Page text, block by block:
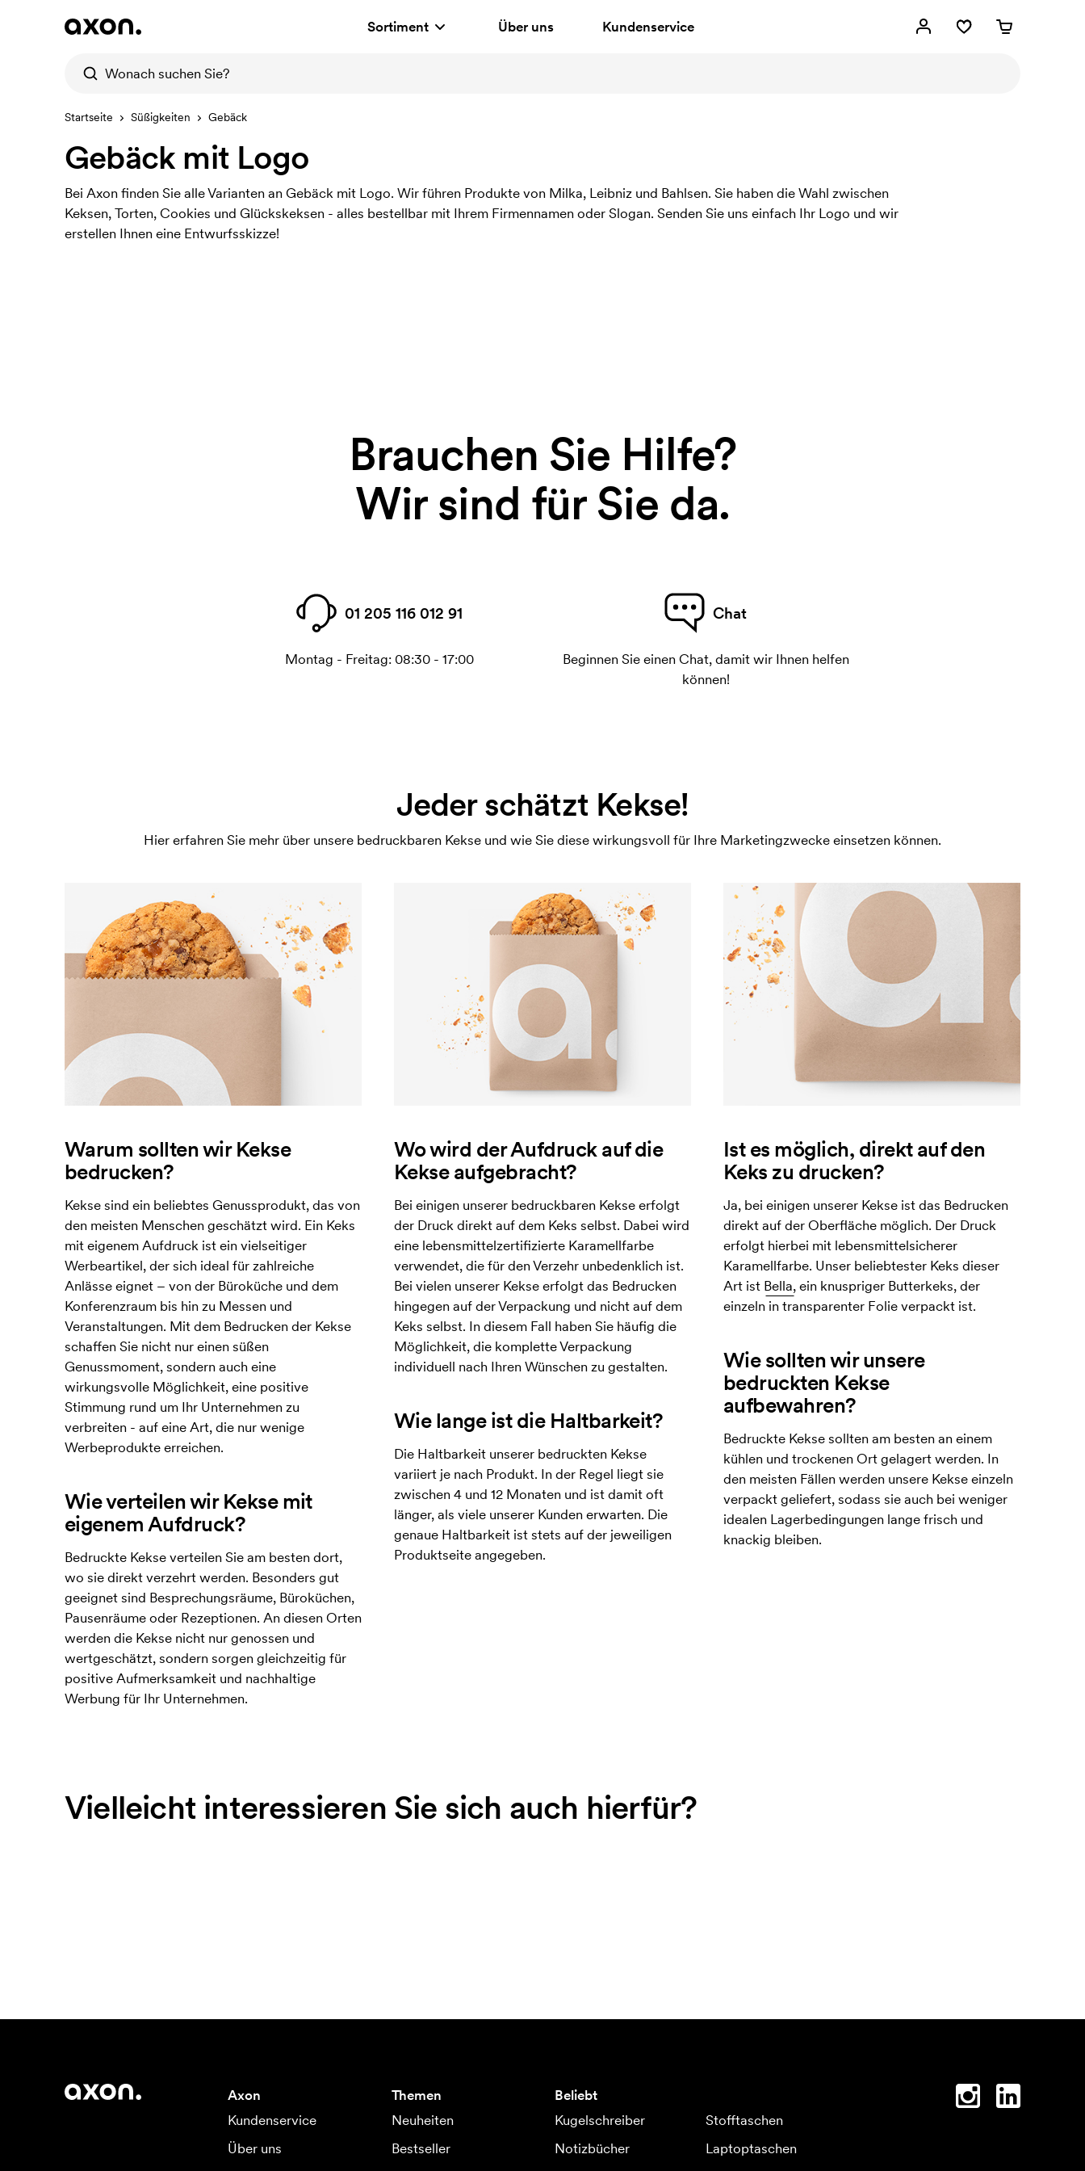
Sortiment Über uns Kundenservice
Startseite Süßigkeiten Gebäck
Gebäck mit Logo
Bei Axon finden Sie alle Varianten an Gebäck mit Logo. Wir führen Produkte von Milka, Leibniz und Bahlsen. Sie haben die Wahl zwischen
Keksen, Torten, Cookies und Glückskeksen - alles bestellbar mit Ihrem Firmennamen oder Slogan. Senden Sie uns einfach Ihr Logo und wir
erstellen Ihnen eine Entwurfsskizze!
Brauchen Sie Hilfe?
Wir sind für Sie da.
01 205 116 012 91
Montag - Freitag: 08:30 - 17:00
Chat
Beginnen Sie einen Chat, damit wir Ihnen helfen
können!
Jeder schätzt Kekse!
Hier erfahren Sie mehr über unsere bedruckbaren Kekse und wie Sie diese wirkungsvoll für Ihre Marketingzwecke einsetzen können.
Warum sollten wir Kekse
bedrucken?
Kekse sind ein beliebtes Genussprodukt, das von
den meisten Menschen geschätzt wird. Ein Keks
mit eigenem Aufdruck ist ein vielseitiger
Werbeartikel, der sich ideal für zahlreiche
Anlässe eignet – von der Büroküche und dem
Konferenzraum bis hin zu Messen und
Veranstaltungen. Mit dem Bedrucken der Kekse
schaffen Sie nicht nur einen süßen
Genussmoment, sondern auch eine
wirkungsvolle Möglichkeit, eine positive
Stimmung rund um Ihr Unternehmen zu
verbreiten - auf eine Art, die nur wenige
Werbeprodukte erreichen.
Wie verteilen wir Kekse mit
eigenem Aufdruck?
Bedruckte Kekse verteilen Sie am besten dort,
wo sie direkt verzehrt werden. Besonders gut
geeignet sind Besprechungsräume, Büroküchen,
Pausenräume oder Rezeptionen. An diesen Orten
werden die Kekse nicht nur genossen und
wertgeschätzt, sondern sorgen gleichzeitig für
positive Aufmerksamkeit und nachhaltige
Werbung für Ihr Unternehmen.
Wo wird der Aufdruck auf die
Kekse aufgebracht?
Bei einigen unserer bedruckbaren Kekse erfolgt
der Druck direkt auf dem Keks selbst. Dabei wird
eine lebensmittelzertifizierte Karamellfarbe
verwendet, die für den Verzehr unbedenklich ist.
Bei vielen unserer Kekse erfolgt das Bedrucken
hingegen auf der Verpackung und nicht auf dem
Keks selbst. In diesem Fall haben Sie häufig die
Möglichkeit, die komplette Verpackung
individuell nach Ihren Wünschen zu gestalten.
Wie lange ist die Haltbarkeit?
Die Haltbarkeit unserer bedruckten Kekse
variiert je nach Produkt. In der Regel liegt sie
zwischen 4 und 12 Monaten und ist damit oft
länger, als viele unserer Kunden erwarten. Die
genaue Haltbarkeit ist stets auf der jeweiligen
Produktseite angegeben.
Ist es möglich, direkt auf den
Keks zu drucken?
Ja, bei einigen unserer Kekse ist das Bedrucken
direkt auf der Oberfläche möglich. Der Druck
erfolgt hierbei mit lebensmittelsicherer
Karamellfarbe. Unser beliebtester Keks dieser
Art ist Bella,ein knuspriger Butterkeks, der
einzeln in transparenter Folie verpackt ist.
Wie sollten wir unsere
bedruckten Kekse
aufbewahren?
Bedruckte Kekse sollten am besten an einem
kühlen und trockenen Ort gelagert werden. In
den meisten Fällen werden unsere Kekse einzeln
verpackt geliefert, sodass sie auch bei weniger
idealen Lagerbedingungen lange frisch und
knackig bleiben.
Vielleicht interessieren Sie sich auch hierfür?
Axon
Kundenservice
Über uns
Themen
Neuheiten
Bestseller
Beliebt
Kugelschreiber
Stofftaschen
Notizbücher
Laptoptaschen